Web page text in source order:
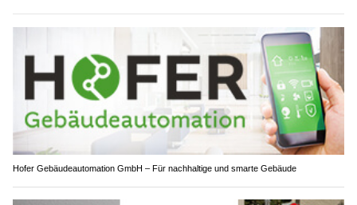
Hofer Gebäudeautomation GmbH – Für nachhaltige und smarte Gebäude